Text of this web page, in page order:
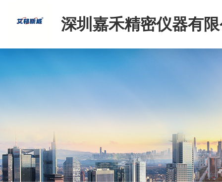
深圳嘉禾精密仪器有